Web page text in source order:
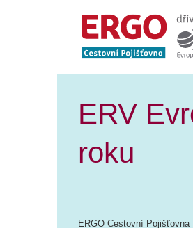
ERV
roku
ERGO Cestovní Pojišťovna